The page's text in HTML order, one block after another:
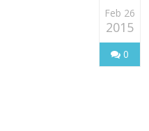
Feb 26
2015
0